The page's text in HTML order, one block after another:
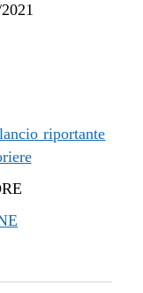
riportante